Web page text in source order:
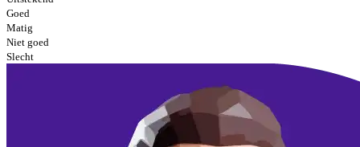
Goed
Matig
Niet goed
Slecht